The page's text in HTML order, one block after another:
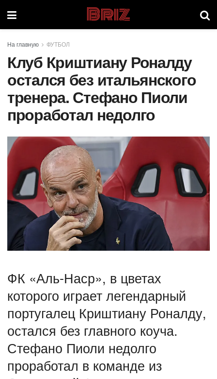
Briz
На главную ФУТБОЛ
Клуб Криштиану Роналду
остался без итальянского
тренера. Стефано Пиоли
проработал недолго
ФК «Аль-Наср», в цветах
которого играет легендарный
португалец Криштиану Роналду,
остался без главного коуча.
Стефано Пиоли недолго
проработал в команде из